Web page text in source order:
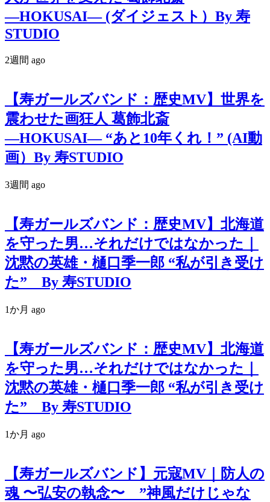
―HOKUSAI― (ダイジェスト）By 寿
STUDIO
2週間 ago
【寿ガールズバンド：歴史MV】世界を
震わせた画狂人 葛飾北斎
―HOKUSAI― “あと10年くれ！” (AI動
画）By 寿STUDIO
3週間 ago
【寿ガールズバンド：歴史MV】北海道
を守った男…それだけではなかった｜
沈黙の英雄・樋口季一郎 “私が引き受け
た” By 寿STUDIO
1か月 ago
【寿ガールズバンド：歴史MV】北海道
を守った男…それだけではなかった｜
沈黙の英雄・樋口季一郎 “私が引き受け
た” By 寿STUDIO
1か月 ago
【寿ガールズバンド】元寇MV｜防人の
魂 〜弘安の執念〜 ”神風だけじゃな